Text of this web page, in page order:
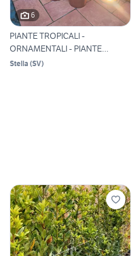
6
PIANTE TROPICALI -
ORNAMENTALI - PIANTE
GRASSE
Stella (SV)